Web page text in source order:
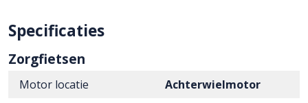
Specificaties
Zorgfietsen
Motor locatie
Achterwielmotor